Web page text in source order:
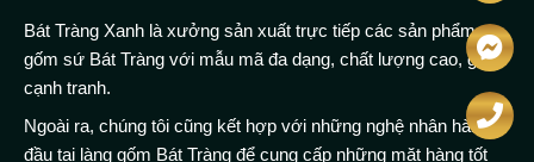
Bát Tràng Xanh là xưởng sản xuất trực tiếp các sản phẩm
gốm sứ Bát Tràng với mẫu mã đa dạng, chất lượng cao, giá
cạnh tranh.
Ngoài ra, chúng tôi cũng kết hợp với những nghệ nhân hàng
đầu tại làng gốm Bát Tràng để cung cấp những mặt hàng tốt